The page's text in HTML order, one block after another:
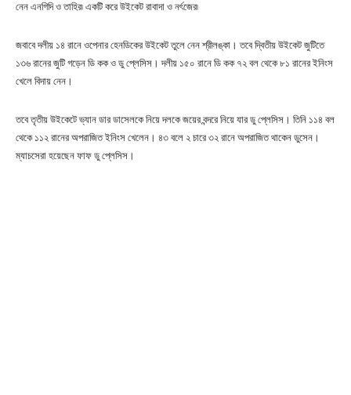
নেন এনগিদি ও তাহির৷ একটি করে উইকেট রাবাদা ও নর্ৎজের৷
জবাবে দলীয় ১৪ রানে ওপেনার হেনডিকের উইকেট তুলে নেন শ্রীলঙ্কা। তবে দ্বিতীয় উইকেট জুটিতে
১৩৬ রানের জুটি গড়েন ডি কক ও ডু প্লেসিস। দলীয় ১৫০ রানে ডি কক ৭২ বল থেকে ৮১ রানের ইনিংস
খেলে বিদায় নেন।
তবে তৃতীয় উইকেটে ভ্যান ডার ডাসেলকে নিয়ে দলকে জয়ের বন্দরে নিয়ে যার ডু প্লেসিস। তিনি ১১৪ বল
থেকে ১১২ রানের অপরাজিত ইনিংস খেলেন। ৪৩ বলে ২ চারে ৩২ রানে অপরাজিত থাকেন ডুসেন।
ম্যাচসেরা হয়েছেন ফাফ ডু প্লেসিস।